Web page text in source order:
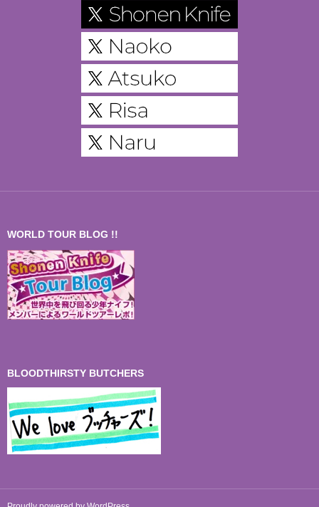
WORLD TOUR BLOG !!
BLOODTHIRSTY BUTCHERS